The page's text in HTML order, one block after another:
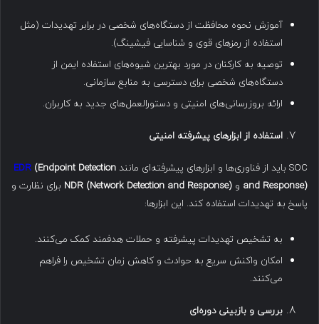
آموزش نحوه محافظت از دستگاه‌های شخصی در برابر تهدیدات (مثل
استفاده از رمزهای قوی و شناسایی فیشینگ).
توصیه به کارکنان در مورد بهترین شیوه‌های استفاده ایمن از
دستگاه‌های شخصی برای دسترسی به منابع سازمانی.
ارائه بروزرسانی‌های امنیتی و دستورالعمل‌های جدید به کاربران.
استفاده از ابزارهای پیشرفته امنیتی
SOC باید از فناوری‌ها و ابزارهای پیشرفته‌ای مانند EDR (Endpoint Detection
and Response) و NDR (Network Detection and Response) برای نظارت و
پاسخ به تهدیدات استفاده کند. این ابزارها:
به تشخیص تهدیدات پیشرفته و حملات هدفمند کمک می‌کنند.
امکان واکنش سریع به حوادث و کاهش زمان تشخیص را فراهم
می‌کنند.
بررسی و بازبینی دوره‌ای